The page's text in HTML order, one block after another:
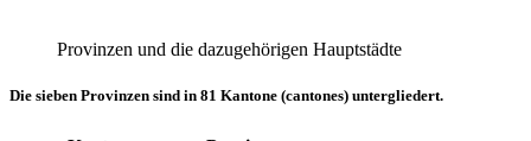
Provinzen und die dazugehörigen Hauptstädte
Die sieben Provinzen sind in 81 Kantone (cantones) untergliedert.